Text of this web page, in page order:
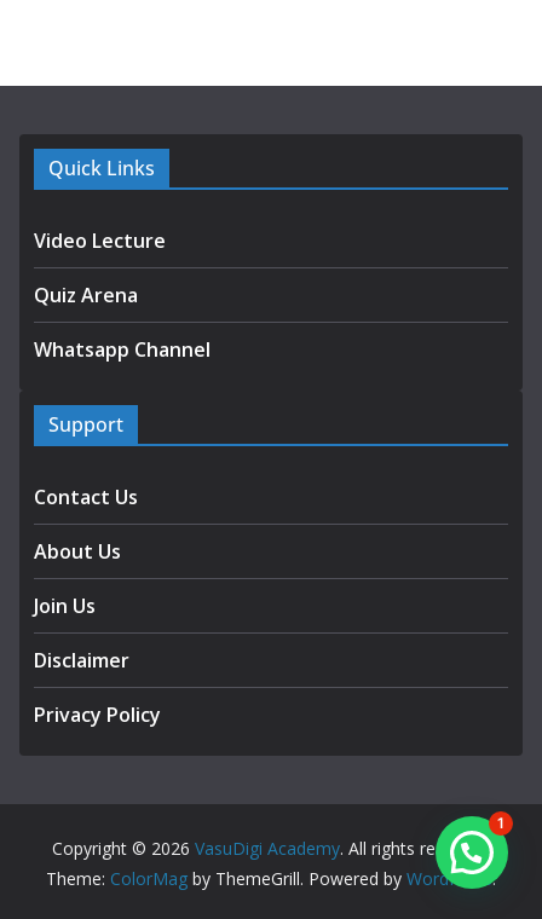
Quick Links
Video Lecture
Quiz Arena
Whatsapp Channel
Support
Contact Us
About Us
Join Us
Disclaimer
Privacy Policy
Copyright © 2026 VasuDigi Academy. All rights reserved.
Theme: ColorMag by ThemeGrill. Powered by WordPress.
1